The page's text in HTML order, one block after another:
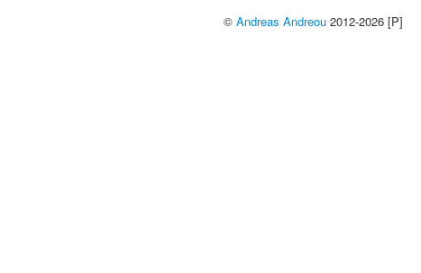
© Andreas Andreou 2012-2026 [P]